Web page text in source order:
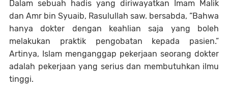
Dalam sebuah hadis yang diriwayatkan Imam Malik
dan Amr bin Syuaib, Rasulullah saw. bersabda, “Bahwa
hanya dokter dengan keahlian saja yang boleh
melakukan praktik pengobatan kepada pasien.”
Artinya, Islam menganggap pekerjaan seorang dokter
adalah pekerjaan yang serius dan membutuhkan ilmu
tinggi.